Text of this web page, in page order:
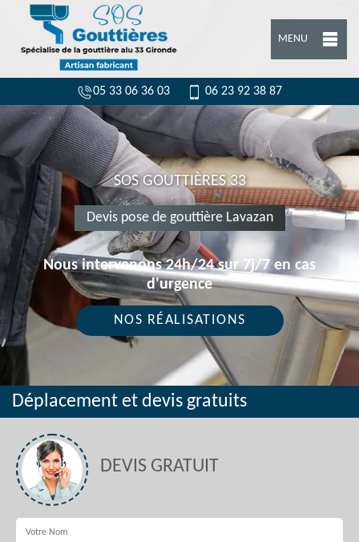
MENU
05 33 06 36 03 06 23 92 38 87
SOS GOUTTIÈRES 33
Devis pose de gouttière Lavazan
Nous intervenons 24h/24 sur 7j/7 en cas
d'urgence
NOS RÉALISATIONS
Déplacement et devis gratuits
DEVIS GRATUIT